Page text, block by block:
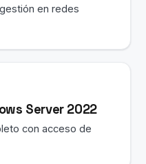
en redes
Server 2022
con acceso de